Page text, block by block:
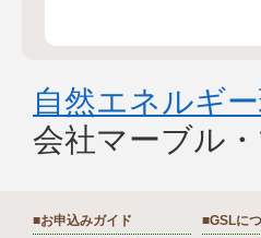
自然エネルギ
会社マーブル
■お申込みガイド ■GSLに